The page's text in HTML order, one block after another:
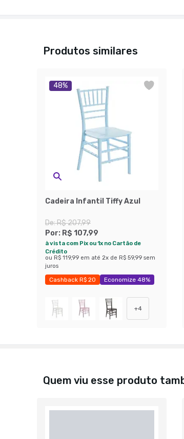
Produtos similares
48%
Cadeira Infantil Tiffy Azul
De:R$ 207,99
Por: R$ 107,99
à vista com Pix ou 1x no Cartão de
Crédito
ou R$ 119,99 em até 2x de R$ 59,99 sem
juros
Cashback R$ 20 Economize 48%
+4
Quem viu esse produto